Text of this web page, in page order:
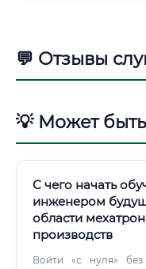
💬 Отзывы
💡 Может
С чего начать
инженером
области
производств
Войти «с нуля» без